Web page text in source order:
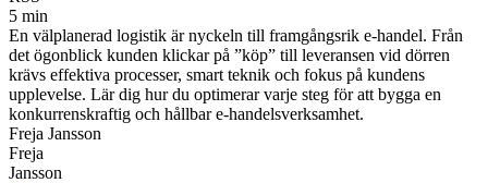
5 min
En välplanerad logistik är nyckeln till framgångsrik e-handel. Från
det ögonblick kunden klickar på ”köp” till leveransen vid dörren
krävs effektiva processer, smart teknik och fokus på kundens
upplevelse. Lär dig hur du optimerar varje steg för att bygga en
konkurrenskraftig och hållbar e-handelsverksamhet.
Freja Jansson
Freja
Jansson